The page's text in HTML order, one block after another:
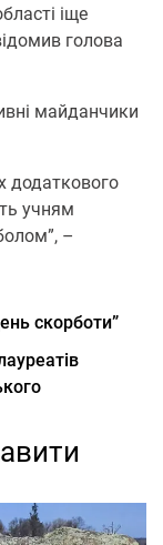
іще
голова
майданчики
додаткового
учням
–
скорботи”